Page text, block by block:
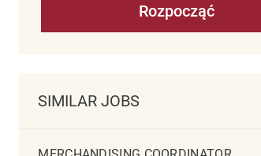
Rozpocząć
SIMILAR JOBS